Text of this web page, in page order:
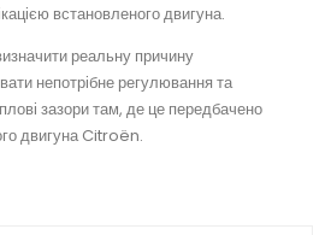
встановленого двигуна.
реальну причину
непотрібне регулювання та
зазори там, де це передбачено
двигуна Citroën.